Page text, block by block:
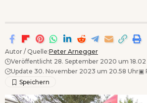
Autor / Quelle:Peter Arnegger
Veröffentlicht 28. September 2020 um 18.02
Update 30. November 2023 um 20.58 Uhr▣